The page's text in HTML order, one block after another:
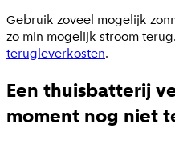
Gebruik zoveel mogelijk
zo min mogelijk stroom
terugleverkosten.
Een thuisbatterij
moment nog niet